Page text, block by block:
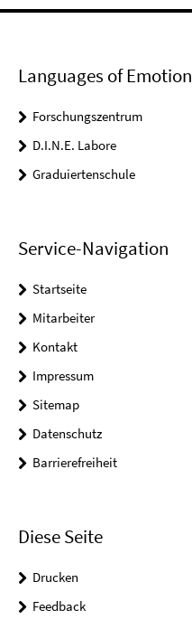
Languages of Emotion
Forschungszentrum
D.I.N.E. Labore
Graduiertenschule
Service-Navigation
Startseite
Mitarbeiter
Kontakt
Impressum
Sitemap
Datenschutz
Barrierefreiheit
Diese Seite
Drucken
Feedback